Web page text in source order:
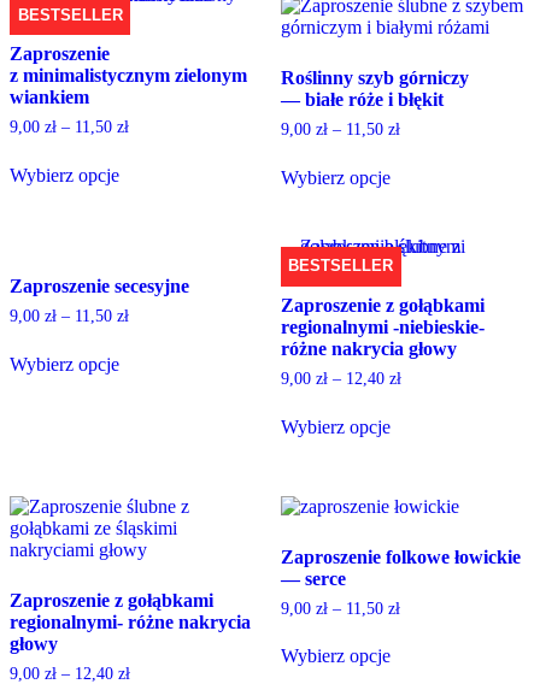
multiple
variants.
The
options
may
be
on
the
variants.
The
may
be
chosen
on
product
BESTSELLER
Zaproszenie
z minimalistycznym zielonym
wiankiem
9,00 zł – 11,50 zł
Wybierz opcje
variants.
The
options
be
Roślinny szyb górniczy
— białe róże i błękit
9,00 zł– 11,50 zł
Wybierz opcje
has
multiple
variants.
The
options
may
be
on
the
Zaproszenie secesyjne
9,00 zł – 11,50 zł
Wybierz opcje
The
options
may
be
on
the
product
page
BESTSELLER
Zaproszenie z gołąbkami
regionalnymi -niebieskie-
różne nakrycia głowy
9,00 zł– 12,40 zł
Wybierz opcje
has
multiple
The
options
may
be
on
Zaproszenie z gołąbkami
regionalnymi- różne nakrycia
głowy
9,00 zł – 12,40 zł
Zaproszenie folkowe łowickie
— serce
9,00 zł– 11,50 zł
Wybierz opcje